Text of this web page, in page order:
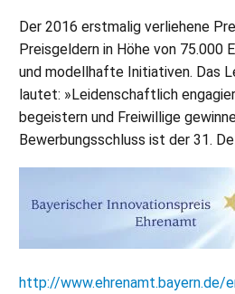
Der 2016 erstmalig verliehene
Preisgeldern in Höhe von 75.000
und modellhafte Initiativen. Das
lautet: »Leidenschaftlich
begeistern und Freiwillige
Bewerbungsschluss ist der 31.
http://www.ehrenamt.bayern.de/